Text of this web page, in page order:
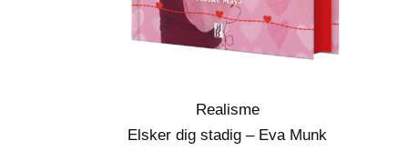
Realisme
Elsker dig stadig – Eva Munk